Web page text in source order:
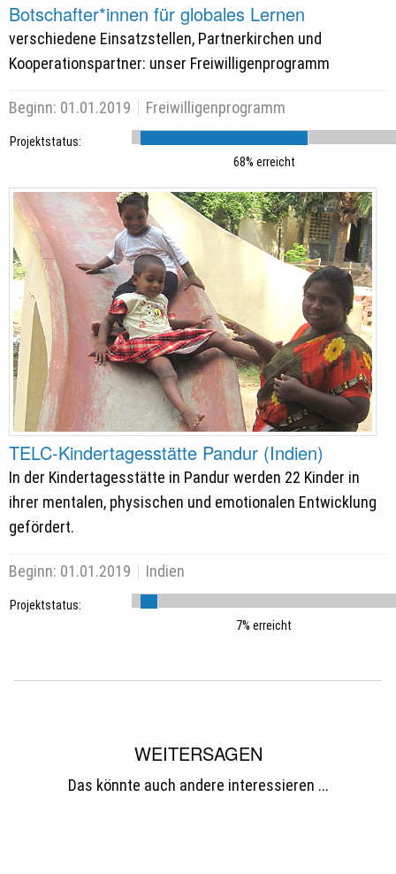
Botschafter*innen für globales Lernen
verschiedene Einsatzstellen, Partnerkirchen und
Kooperationspartner: unser Freiwilligenprogramm
Beginn: 01.01.2019 Freiwilligenprogramm
Projektstatus:
68% erreicht
TELC-Kindertagesstätte Pandur (Indien)
In der Kindertagesstätte in Pandur werden 22 Kinder in
ihrer mentalen, physischen und emotionalen Entwicklung
gefördert.
Beginn: 01.01.2019 Indien
Projektstatus:
7% erreicht
WEITERSAGEN
Das könnte auch andere interessieren ...